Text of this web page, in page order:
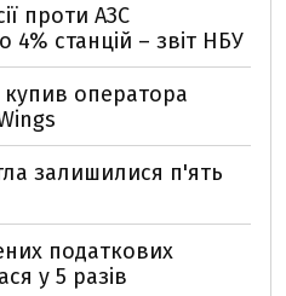
проти АЗС
станцій – звіт НБУ
оператора
залишилися п'ять
податкових
у 5 разів